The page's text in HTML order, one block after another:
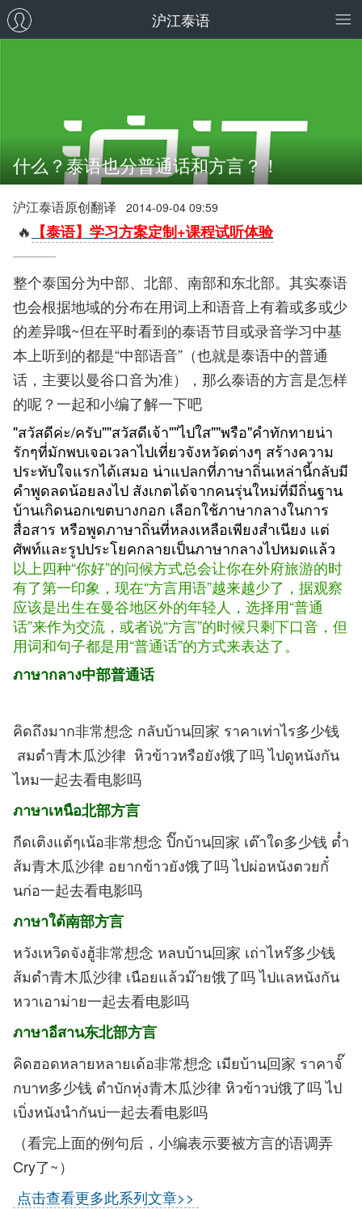
沪江泰语
什么？泰语也分普通话和方言？！
沪江泰语原创翻译 2014-09-04 09:59
🔥 【泰语】学习方案定制+课程试听体验
整个泰国分为中部、北部、南部和东北部。其实泰语
也会根据地域的分布在用词上和语音上有着或多或少
的差异哦~但在平时看到的泰语节目或录音学习中基
本上听到的都是“中部语音”（也就是泰语中的普通
话，主要以曼谷口音为准），那么泰语的方言是怎样
的呢？一起和小编了解一下吧
"สวัสดีค่ะ/ครับ""สวัสดีเจ้า""ไปใส""พรือ"คำทักทายน่า
รักๆที่มักพบเจอเวลาไปเที่ยวจังหวัดต่างๆ สร้างความ
ประทับใจแรกได้เสมอ น่าแปลกที่ภาษาถิ่นเหล่านี้กลับมี
คำพูดลดน้อยลงไป สังเกตได้จากคนรุ่นใหม่ที่มีถิ่นฐาน
บ้านเกิดนอกเขตบางกอก เลือกใช้ภาษากลางในการ
สื่อสาร หรือพูดภาษาถิ่นที่หลงเหลือเพียงสำเนียง แต่
ศัพท์และรูปประโยคกลายเป็นภาษากลางไปหมดแล้ว
以上四种“你好”的问候方式总会让你在外府旅游的时
有了第一印象，现在“方言用语”越来越少了，据观察
应该是出生在曼谷地区外的年轻人，选择用“普通
话”来作为交流，或者说“方言”的时候只剩下口音，但
用词和句子都是用“普通话”的方式来表达了。
ภาษากลาง中部普通话
คิดถึงมาก非常想念 กลับบ้าน回家 ราคาเท่าไร多少钱
สมตำ青木瓜沙律 หิวข้าวหรือยัง饿了吗 ไปดูหนังกัน
ไหม一起去看电影吗
ภาษาเหนือ北部方言
กีดเติงแต้ๆเน้อ非常想念 ปิ๊กบ้าน回家 เต๊าใด多少钱 ต๋ำ
ส้ม青木瓜沙律 อยากข้าวยัง饿了吗 ไปผ่อหนังตวยกั๋
นก่อ一起去看电影吗
ภาษาใต้南部方言
หวังเหวิดจังฮู้非常想念 หลบบ้าน回家 เถ่าไหร๊多少钱
ส้มตำ青木瓜沙律 เนือยแล้วม๊าย饿了吗 ไปแลหนังกัน
หวาเอาม่าย一起去看电影吗
ภาษาอีสาน东北部方言
คิดฮอดหลายหลายเด้อ非常想念 เมียบ้าน回家 ราคาจั๊
กบาท多少钱 ตำบักหุ่ง青木瓜沙律 หิวข้าวบ่饿了吗 ไป
เบิ่งหนังนำกันบ่一起去看电影吗
（看完上面的例句后，小编表示要被方言的语调弄
Cry了~）
点击查看更多此系列文章>>